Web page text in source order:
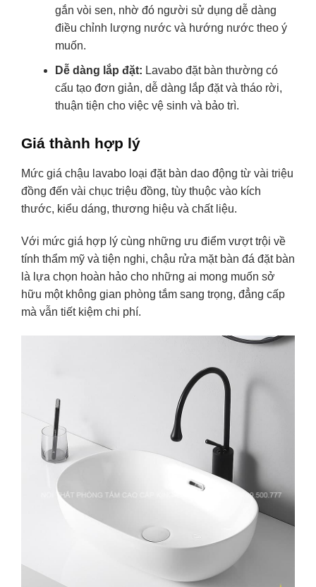
gắn vòi sen, nhờ đó người sử dụng dễ dàng
điều chỉnh lượng nước và hướng nước theo ý
muốn.
Dễ dàng lắp đặt: Lavabo đặt bàn thường có
cấu tạo đơn giản, dễ dàng lắp đặt và tháo rời,
thuận tiện cho việc vệ sinh và bảo trì.
Giá thành hợp lý
Mức giá chậu lavabo loại đặt bàn dao động từ vài triệu
đồng đến vài chục triệu đồng, tùy thuộc vào kích
thước, kiểu dáng, thương hiệu và chất liệu.
Với mức giá hợp lý cùng những ưu điểm vượt trội về
tính thẩm mỹ và tiện nghi, chậu rửa mặt bàn đá đặt bàn
là lựa chọn hoàn hảo cho những ai mong muốn sở
hữu một không gian phòng tắm sang trọng, đẳng cấp
mà vẫn tiết kiệm chi phí.